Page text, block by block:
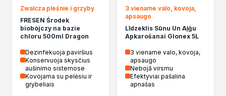
Chemia gospodarcza
Odkamieniacze
Preparaty udrażniające
Środki czyszczące
Chemia motoryzacyjna
Żywice
Zmywacze
Produkty do reperacji nadwozi
Zwalcza pleśnie i grzyby
FRESEN Środek
biobójczy na bazie
chloru 500ml Dragon
Dezinfekuoja paviršius
Konservuoja skysčius
aušinimo sistemose
Kovojama su pelėsiu ir
grybeliais
3 viename valo, kovoja,
apsaugo
Līdzeklis Sūnu Un Aļģu
Apkarošanai Glonex 5L
3 viename valo, kovoja,
apsaugo
Nebojā virsmu
Efektyviai pašalina
apnašas